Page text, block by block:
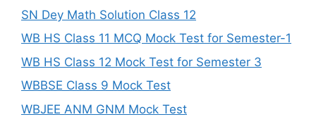
SN Dey Math Solution Class 12
WB HS Class 11 MCQ Mock Test for Semester-1
WB HS Class 12 Mock Test for Semester 3
WBBSE Class 9 Mock Test
WBJEE ANM GNM Mock Test